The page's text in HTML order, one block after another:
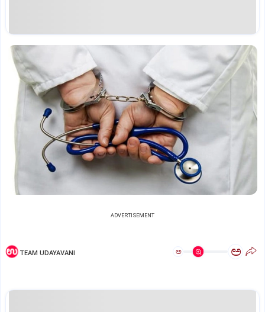
ADVERTISEMENT
TEAM UDAYAVANI ಅ ಅ